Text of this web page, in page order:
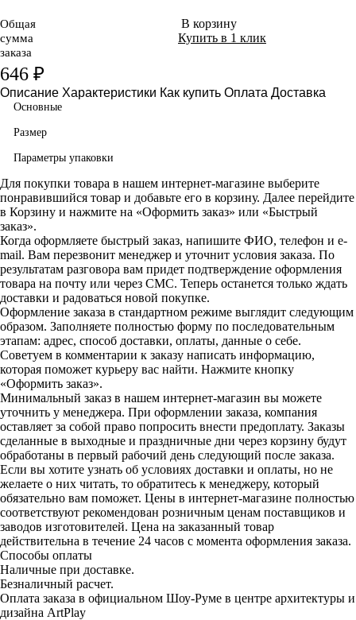
Общая
сумма
заказа
646 ₽
В корзину
Купить в 1 клик
Описание Характеристики Как купить Оплата Доставка
Основные
Размер
Параметры упаковки
Для покупки товара в нашем интернет-магазине выберите
понравившийся товар и добавьте его в корзину. Далее перейдите
в Корзину и нажмите на «Оформить заказ» или «Быстрый
заказ».
Когда оформляете быстрый заказ, напишите ФИО, телефон и e-
mail. Вам перезвонит менеджер и уточнит условия заказа. По
результатам разговора вам придет подтверждение оформления
товара на почту или через СМС. Теперь останется только ждать
доставки и радоваться новой покупке.
Оформление заказа в стандартном режиме выглядит следующим
образом. Заполняете полностью форму по последовательным
этапам: адрес, способ доставки, оплаты, данные о себе.
Советуем в комментарии к заказу написать информацию,
которая поможет курьеру вас найти. Нажмите кнопку
«Оформить заказ».
Минимальный заказ в нашем интернет-магазин вы можете
уточнить у менеджера. При оформлении заказа, компания
оставляет за собой право попросить внести предоплату. Заказы
сделанные в выходные и праздничные дни через корзину будут
обработаны в первый рабочий день следующий после заказа.
Если вы хотите узнать об условиях доставки и оплаты, но не
желаете о них читать, то обратитесь к менеджеру, который
обязательно вам поможет. Цены в интернет-магазине полностью
соответствуют рекомендован розничным ценам поставщиков и
заводов изготовителей. Цена на заказанный товар
действительна в течение 24 часов с момента оформления заказа.
Способы оплаты
Наличные при доставке.
Безналичный расчет.
Оплата заказа в официальном Шоу-Руме в центре архитектуры и
дизайна ArtPlay